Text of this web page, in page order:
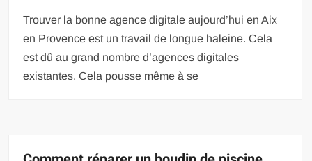
Trouver la bonne agence digitale aujourd’hui en Aix
en Provence est un travail de longue haleine. Cela
est dû au grand nombre d’agences digitales
existantes. Cela pousse même à se